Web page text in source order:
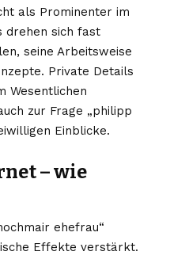
als Prominenter im
drehen sich fast
seine Arbeitsweise
Private Details
Wesentlichen
zur Frage „philipp
Einblicke.
– wie
ehefrau“
Effekte verstärkt.